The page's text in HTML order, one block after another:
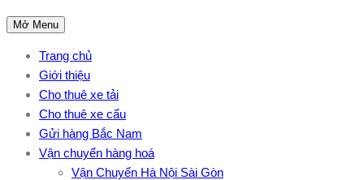
Mở Menu
Trang chủ
Giới thiệu
Cho thuê xe tải
Cho thuê xe cẩu
Gửi hàng Bắc Nam
Vận chuyển hàng hoá
Vận Chuyển Hà Nội Sài Gòn